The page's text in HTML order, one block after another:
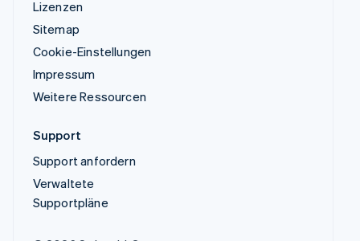
Lizenzen
Sitemap
Cookie-Einstellungen
Impressum
Weitere Ressourcen
Support
Support anfordern
Verwaltete
Supportpläne